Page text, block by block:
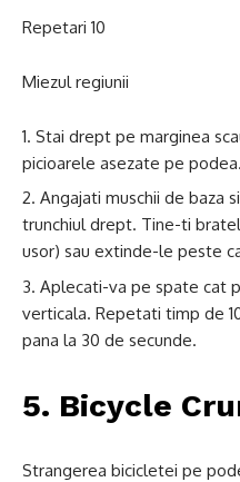
Repetari 10
Miezul regiunii
Stai drept pe marginea
picioarele asezate pe podea.
Angajati muschii de baza
trunchiul drept. Tine-ti
usor) sau extinde-le peste
Aplecati-va pe spate cat
verticala. Repetati timp de
pana la 30 de secunde.
5. Bicycle
Strangerea bicicletei pe